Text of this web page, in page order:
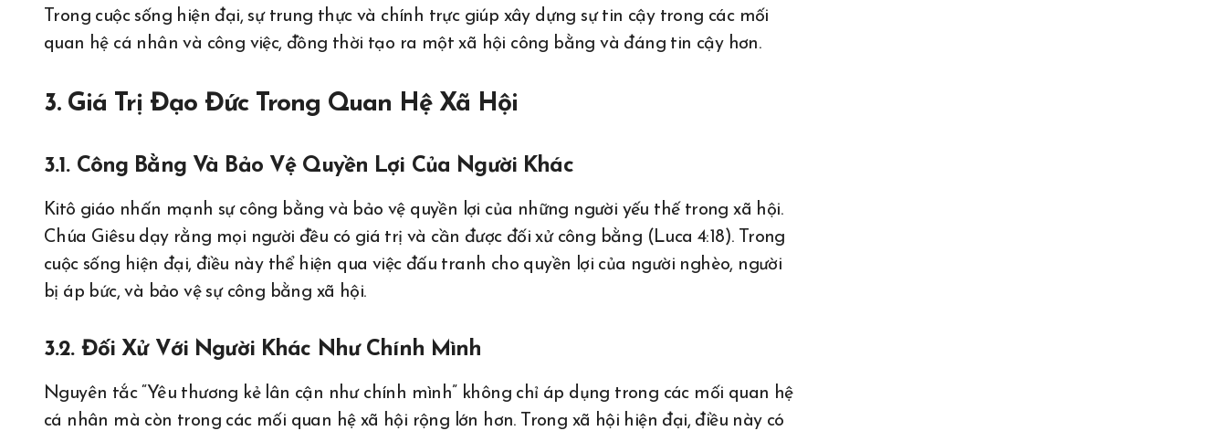
Trong cuộc sống hiện đại, sự trung thực và chính trực giúp xây dựng sự tin cậy trong các mối
quan hệ cá nhân và công việc, đồng thời tạo ra một xã hội công bằng và đáng tin cậy hơn.
3. Giá Trị Đạo Đức Trong Quan Hệ Xã Hội
3.1. Công Bằng Và Bảo Vệ Quyền Lợi Của Người Khác
Kitô giáo nhấn mạnh sự công bằng và bảo vệ quyền lợi của những người yếu thế trong xã hội.
Chúa Giêsu dạy rằng mọi người đều có giá trị và cần được đối xử công bằng (Luca 4:18). Trong
cuộc sống hiện đại, điều này thể hiện qua việc đấu tranh cho quyền lợi của người nghèo, người
bị áp bức, và bảo vệ sự công bằng xã hội.
3.2. Đối Xử Với Người Khác Như Chính Mình
Nguyên tắc “Yêu thương kẻ lân cận như chính mình” không chỉ áp dụng trong các mối quan hệ
cá nhân mà còn trong các mối quan hệ xã hội rộng lớn hơn. Trong xã hội hiện đại, điều này có